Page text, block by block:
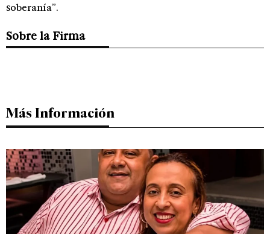
soberanía”.
Sobre la Firma
Más Información